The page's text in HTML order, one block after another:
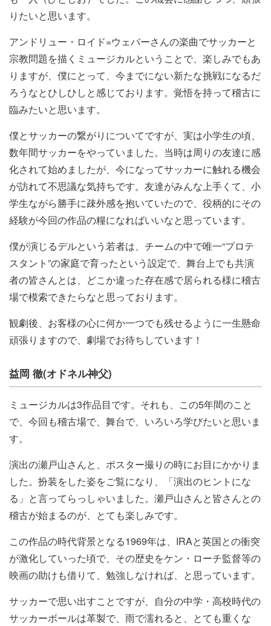
りたいと思います。
アンドリュー・ロイド=ウェバーさんの楽曲でサッカーと
宗教問題を描くミュージカルということで、楽しみでもあ
りますが、僕にとって、今までにない新たな挑戦になるだ
ろうなとひしひしと感じております。覚悟を持って稽古に
臨みたいと思います。
僕とサッカーの繋がりについてですが、実は小学生の頃、
数年間サッカーをやっていました。当時は周りの友達に感
化されて始めましたが、今になってサッカーに触れる機会
が訪れて不思議な気持ちです。友達がみんな上手くて、小
学生ながら勝手に疎外感を抱いていたので、役柄的にその
経験が今回の作品の糧になればいいなと思っています。
僕が演じるデルという若者は、チームの中で唯一“プロテ
スタント”の家庭で育ったという設定で、舞台上でも共演
者の皆さんとは、どこか違った存在感で居られる様に稽古
場で模索できたらなと思っております。
観劇後、お客様の心に何か一つでも残せるように一生懸命
頑張りますので、劇場でお待ちしています！
益岡 徹(オドネル神父)
ミュージカルは3作品目です。それも、この5年間のこと
で、今回も稽古場で、舞台で、いろいろ学びたいと思いま
す。
演出の瀬戸山さんと、ポスター撮りの時にお目にかかりま
した。扮装をした姿をご覧になり、「演出のヒントにな
る」と言ってらっしゃいました。瀬戸山さんと皆さんとの
稽古が始まるのが、とても楽しみです。
この作品の時代背景となる1969年は、IRAと英国との衝突
が激化していった頃で、その歴史をケン・ローチ監督等の
映画の助けも借りて、勉強しなければ、と思っています。
サッカーで思い出すことですが、自分の中学・高校時代の
サッカーボールは革製で、雨で濡れると、とても重くな